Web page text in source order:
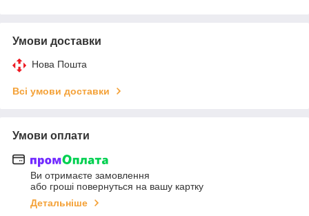
Умови доставки
Нова Пошта
Всі умови доставки
Умови оплати
Ви отримаєте замовлення
або гроші повернуться на вашу картку
Детальніше